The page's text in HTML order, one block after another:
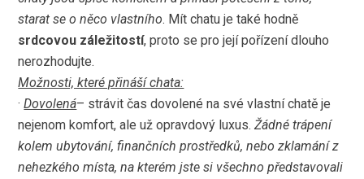
starat se o něco vlastního. Mít chatu je také hodně
srdcovou záležitostí, proto se pro její pořízení dlouho
nerozhodujte.
Možnosti, které přináší chata:
·Dovolená– strávit čas dovolené na své vlastní chatě je
nejenom komfort, ale už opravdový luxus.Žádné trápení
kolem ubytování, finančních prostředků, nebo zklamání z
nehezkého místa, na kterém jste si všechno představovali